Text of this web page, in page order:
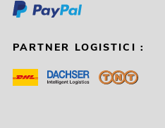
PARTNER LOGISTICI :